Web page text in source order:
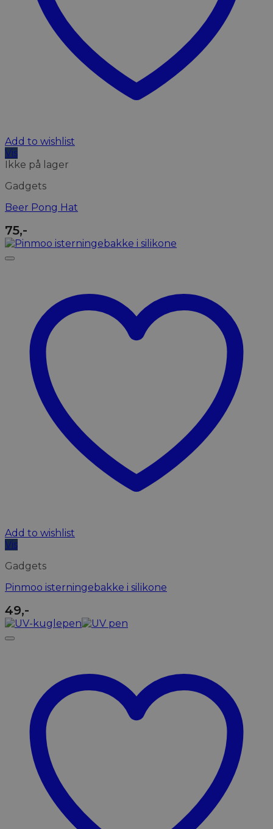
Add to wishlist
Vis
Ikke på lager
Gadgets
Beer Pong Hat
75,-
Add to wishlist
Vis
Gadgets
Pinmoo isterningebakke i silikone
49,-